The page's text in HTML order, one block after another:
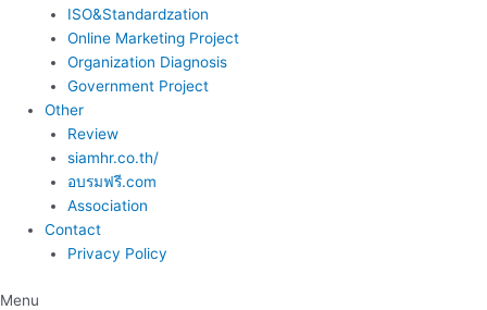
ISO&Standardzation
Online Marketing Project
Organization Diagnosis
Government Project
Other
Review
siamhr.co.th/
อบรมฟรี.com
Association
Contact
Privacy Policy
Menu